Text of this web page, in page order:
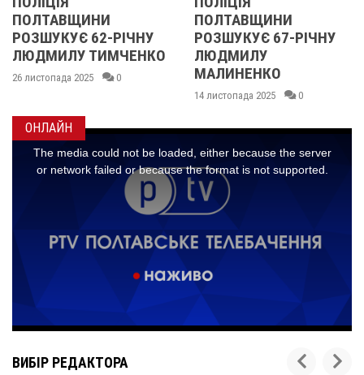
62-РІЧНУ
ТИМЧЕНКО
2025 0
ПОЛТАВЩИНИ
РОЗШУКУЄ 67-РІЧНУ
ЛЮДМИЛУ
МАЛИНЕНКО
14 листопада 2025 0
ОНЛАЙН
ВИБІР РЕДАКТОРА